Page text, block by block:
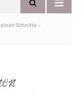
Schnitte –